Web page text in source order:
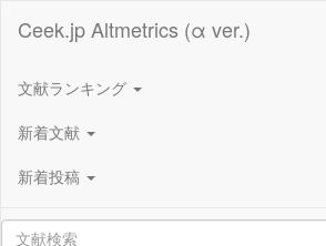
Ceek.jp Altmetrics (α ver.)
文献ランキング
新着文献
新着投稿